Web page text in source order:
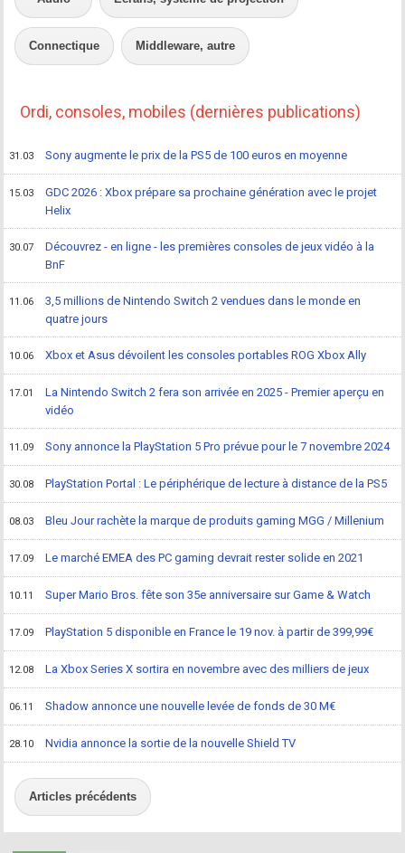
Connectique Middleware, autre
Ordi, consoles, mobiles (dernières publications)
31.03 Sony augmente le prix de la PS5 de 100 euros en moyenne
15.03
GDC 2026 : Xbox prépare sa prochaine génération avec le projet
Helix
30.07
Découvrez - en ligne - les premières consoles de jeux vidéo à la
BnF
11.06
3,5 millions de Nintendo Switch 2 vendues dans le monde en
quatre jours
10.06 Xbox et Asus dévoilent les consoles portables ROG Xbox Ally
17.01
La Nintendo Switch 2 fera son arrivée en 2025 - Premier aperçu en
vidéo
11.09 Sony annonce la PlayStation 5 Pro prévue pour le 7 novembre 2024
30.08 PlayStation Portal : Le périphérique de lecture à distance de la PS5
08.03 Bleu Jour rachète la marque de produits gaming MGG / Millenium
17.09 Le marché EMEA des PC gaming devrait rester solide en 2021
10.11 Super Mario Bros. fête son 35e anniversaire sur Game & Watch
17.09 PlayStation 5 disponible en France le 19 nov. à partir de 399,99€
12.08 La Xbox Series X sortira en novembre avec des milliers de jeux
06.11 Shadow annonce une nouvelle levée de fonds de 30 M€
28.10 Nvidia annonce la sortie de la nouvelle Shield TV
Articles précédents